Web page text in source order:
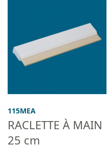
115MEA
RACLETTE À MAIN
25 cm